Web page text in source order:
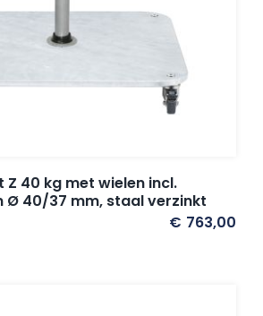
40 kg met wielen incl.
Ø 40/37 mm, staal verzinkt
€ 763,00